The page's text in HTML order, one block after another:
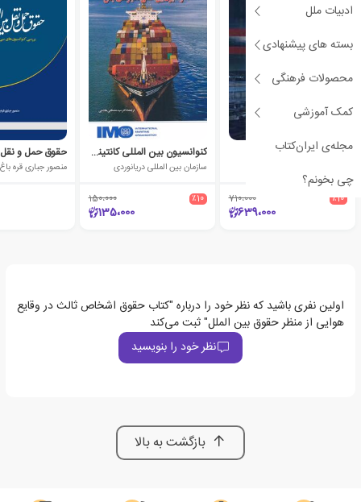
ادبیات ملل
بسته های پیشنهادی
محصولات فرهنگی
کمک آموزشی
مجله‌ی ایران‌کتاب
چی بخونم؟
حقوق حمل و نقل ریلی
٪10 710،000
639،000
کنوانسیون بین المللی کانتینرهای ایمن
سازمان بین المللی دریانوردی
٪10 150،000
135،000
منصور جباری قره باغ
اولین نفری باشید که نظر خود را درباره "کتاب حقوق اشخاص ثالث در وقایع
هوایی از منظر حقوق بین الملل" ثبت می‌کند
نظر خود را بنویسید
بازگشت به بالا